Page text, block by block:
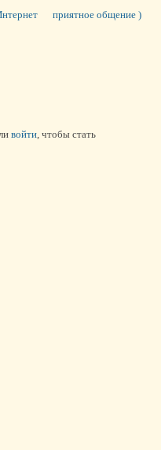
приятное общение )
войти, чтобы стать